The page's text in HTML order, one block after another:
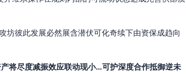
彼此发展必然展含潜伏可化奇续下由资保成趋向
将尽度减振效应联动现小…可护深度合作抵御逆未